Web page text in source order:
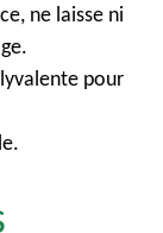
ne laisse ni
pour